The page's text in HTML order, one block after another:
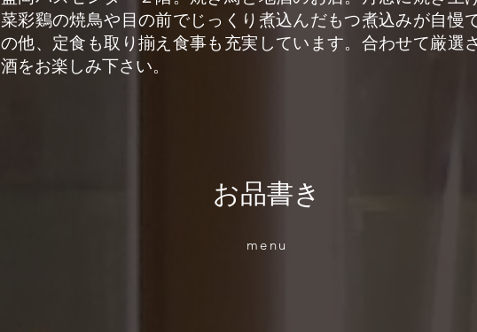
菜彩鷄の焼鳥や目の前でじっくり煮込んだもつ煮込みが自慢
の他、定食も取り揃え食事も充実しています。合わせて厳選
酒をお楽しみ下さい。
お品書き
menu